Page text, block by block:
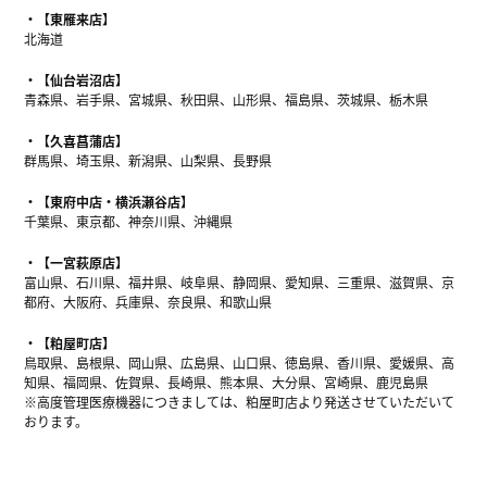
【東雁来店】
北海道
【仙台岩沼店】
青森県、岩手県、宮城県、秋田県、山形県、福島県、茨城県、栃木県
【久喜菖蒲店】
群馬県、埼玉県、新潟県、山梨県、長野県
【東府中店・横浜瀬谷店】
千葉県、東京都、神奈川県、沖縄県
【一宮萩原店】
富山県、石川県、福井県、岐阜県、静岡県、愛知県、三重県、滋賀県、京
都府、大阪府、兵庫県、奈良県、和歌山県
【粕屋町店】
鳥取県、島根県、岡山県、広島県、山口県、徳島県、香川県、愛媛県、高
知県、福岡県、佐賀県、長崎県、熊本県、大分県、宮崎県、鹿児島県
※高度管理医療機器につきましては、粕屋町店より発送させていただいて
おります。